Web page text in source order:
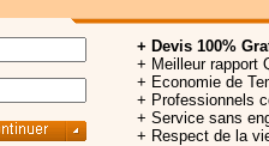
+ Devis 100%
+ Meilleur rapport
+ Economie de
+ Professionnels
+ Service sans
+ Respect de la